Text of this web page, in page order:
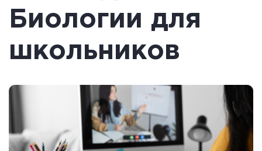
Биологии для
школьников